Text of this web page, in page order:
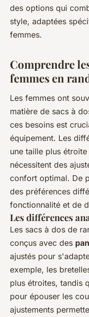
des options qui
style, adaptées
femmes.
Comprendre
femmes en
Les femmes ont
matière de sacs à
ces besoins est
équipement. Les
une taille plus
nécessitent des
confort optimal. De
des préférences
fonctionnalité et de
Les différences
Les sacs à dos de
conçus avec des
ajustés pour
exemple, les
plus étroites, tandis
pour épouser les
ajustements